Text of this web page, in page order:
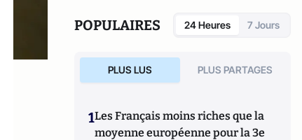
POPULAIRES 24 Heures 7 Jours
PLUS LUS PLUS PARTAGES
1Les Français moins riches que la
moyenne européenne pour la 3e